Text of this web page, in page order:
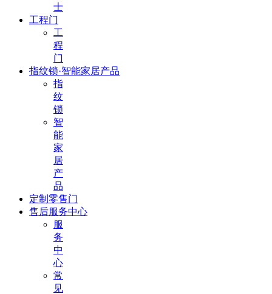
士
工程门
工
程
门
指纹锁·智能家居产品
指
纹
锁
智
能
家
居
产
品
定制零售门
售后服务中心
服
务
中
心
常
见